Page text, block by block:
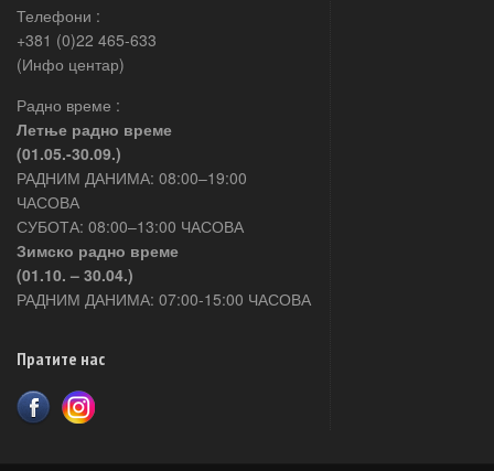
Телефони :
+381 (0)22 465-633
(Инфо центар)
Радно време :
Летње радно време
(01.05.-30.09.)
РАДНИМ ДАНИМА: 08:00–19:00
ЧАСОВА
СУБОТА: 08:00–13:00 ЧАСОВА
Зимско радно време
(01.10. – 30.04.)
РАДНИМ ДАНИМА: 07:00-15:00 ЧАСОВА
Пратите нас